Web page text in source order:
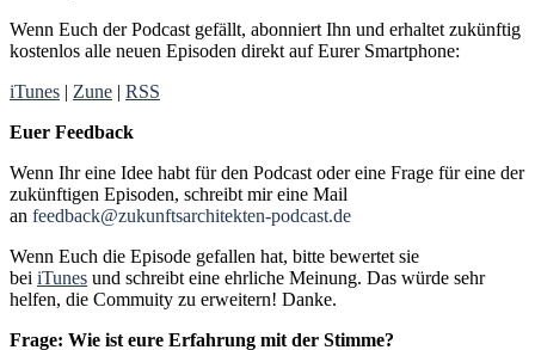
Wenn Euch der Podcast gefällt, abonniert Ihn und erhaltet zukünftig
kostenlos alle neuen Episoden direkt auf Eurer Smartphone:
iTunes | Zune | RSS
Euer Feedback
Wenn Ihr eine Idee habt für den Podcast oder eine Frage für eine der
zukünftigen Episoden, schreibt mir eine Mail
an feedback@zukunftsarchitekten-podcast.de
Wenn Euch die Episode gefallen hat, bitte bewertet sie
bei iTunes und schreibt eine ehrliche Meinung. Das würde sehr
helfen, die Commuity zu erweitern! Danke.
Frage: Wie ist eure Erfahrung mit der Stimme?